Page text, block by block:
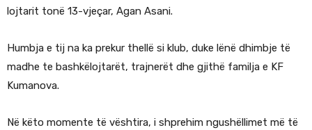
lojtarit tonë 13-vjeçar, Agan Asani.
Humbja e tij na ka prekur thellë si klub, duke lënë dhimbje të
madhe te bashkëlojtarët, trajnerët dhe gjithë familja e KF
Kumanova.
Në këto momente të vështira, i shprehim ngushëllimet më të